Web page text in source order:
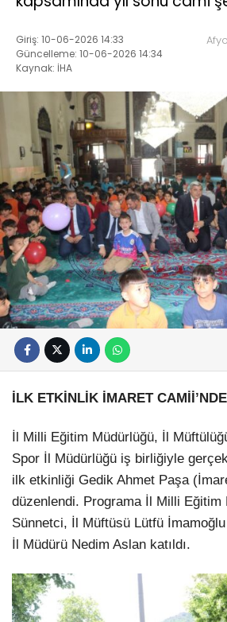
Giriş: 10-06-2026 14:33
Güncelleme: 10-06-2026 14:34
Kaynak: İHA
İLK ETKİNLİK İMARET
İl Milli Eğitim Müdürlüğü, İl
Spor İl Müdürlüğü iş birliğiyle
ilk etkinliği Gedik Ahmet Paşa
düzenlendi. Programa İl Milli Eğitim
Sünnetci, İl Müftüsü Lütfü
İl Müdürü Nedim Aslan katıldı.